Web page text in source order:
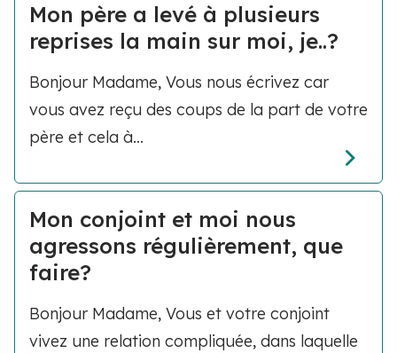
Mon père a levé à plusieurs
reprises la main sur moi, je..?
Bonjour Madame, Vous nous écrivez car
vous avez reçu des coups de la part de votre
père et cela à...
Mon conjoint et moi nous
agressons régulièrement, que
faire?
Bonjour Madame, Vous et votre conjoint
vivez une relation compliquée, dans laquelle